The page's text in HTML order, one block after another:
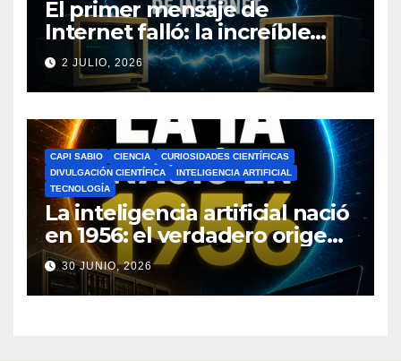
El primer mensaje de
Internet falló: la increíble
historia de ARPANET que
cambió el mundo
2 JULIO, 2026
CAPI SABIO CIENCIA
CURIOSIDADES CIENTÍFICAS
DIVULGACIÓN CIENTÍFICA
INTELIGENCIA ARTIFICIAL
TECNOLOGÍA
La inteligencia artificial nació
en 1956: el verdadero origen
de la IA que cambió el
mundo
30 JUNIO, 2026